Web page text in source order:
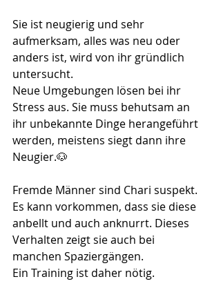
Sie ist neugierig und sehr
aufmerksam, alles was neu oder
anders ist, wird von ihr gründlich
untersucht.
Neue Umgebungen lösen bei ihr
Stress aus. Sie muss behutsam an
ihr unbekannte Dinge herangeführt
werden, meistens siegt dann ihre
Neugier.🐶
Fremde Männer sind Chari suspekt.
Es kann vorkommen, dass sie diese
anbellt und auch anknurrt. Dieses
Verhalten zeigt sie auch bei
manchen Spaziergängen.
Ein Training ist daher nötig.